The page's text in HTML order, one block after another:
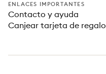
ENLACES IMPORTANTES
Contacto y ayuda
Canjear tarjeta de regalo